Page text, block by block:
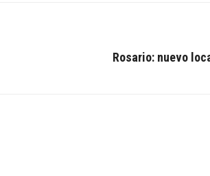
Rosario: nuevo